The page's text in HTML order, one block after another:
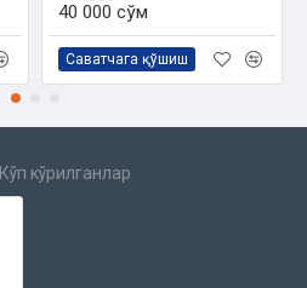
40 000 сўм
Саватчага қўшиш
Кўп кўрилганлар